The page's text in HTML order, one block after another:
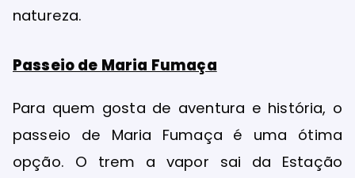
natureza.
Passeio de Maria Fumaça
Para quem gosta de aventura e história, o
passeio de Maria Fumaça é uma ótima
opção. O trem a vapor sai da Estação